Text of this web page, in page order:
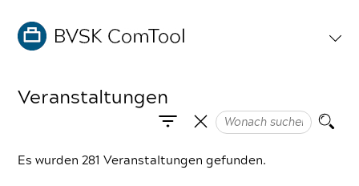
Veranstaltungen
Es wurden 281 Veranstaltungen gefunden.